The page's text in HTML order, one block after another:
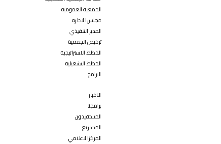
الجمعية العمومية
مجلس الاداره
المدير التنفيذي
ترخيص الجمعية
الخطط الاستراتيجية
الخطط التشغيلية
البرامج
الاخبار
برامجنا
المستفيدون
المشاريع
المركز الاعلامي